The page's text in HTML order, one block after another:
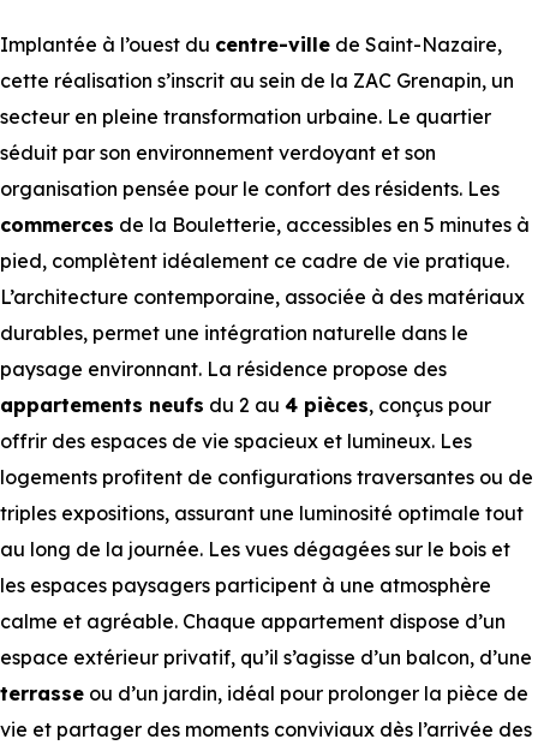
Implantée à l’ouest du centre-ville de Saint-Nazaire,
cette réalisation s’inscrit au sein de la ZAC Grenapin, un
secteur en pleine transformation urbaine. Le quartier
séduit par son environnement verdoyant et son
organisation pensée pour le confort des résidents. Les
commerces de la Bouletterie, accessibles en 5 minutes à
pied, complètent idéalement ce cadre de vie pratique.
L’architecture contemporaine, associée à des matériaux
durables, permet une intégration naturelle dans le
paysage environnant. La résidence propose des
appartements neufs du 2 au 4 pièces, conçus pour
offrir des espaces de vie spacieux et lumineux. Les
logements profitent de configurations traversantes ou de
triples expositions, assurant une luminosité optimale tout
au long de la journée. Les vues dégagées sur le bois et
les espaces paysagers participent à une atmosphère
calme et agréable. Chaque appartement dispose d’un
espace extérieur privatif, qu’il s’agisse d’un balcon, d’une
terrasse ou d’un jardin, idéal pour prolonger la pièce de
vie et partager des moments conviviaux dès l’arrivée des